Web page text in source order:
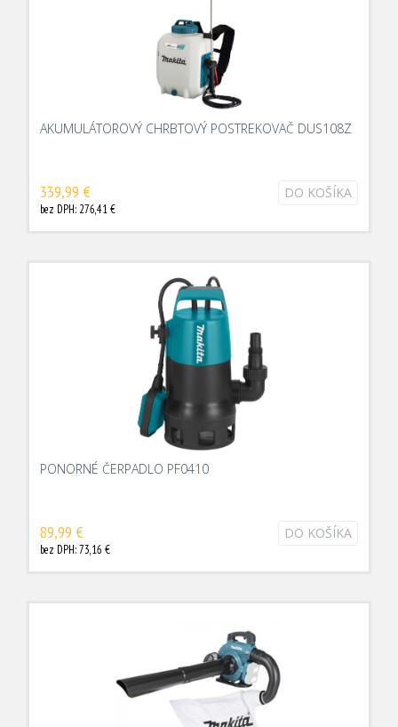
AKUMULÁTOROVÝ CHRBTOVÝ POSTREKOVAČ DUS108Z
339,99 €
bez DPH: 276,41 €
DO KOŠÍKA
PONORNÉ ČERPADLO PF0410
89,99 €
bez DPH: 73,16 €
DO KOŠÍKA